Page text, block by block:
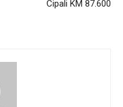
Cipali KM 87.600